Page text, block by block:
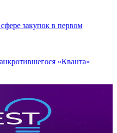
закупок в первом
«Кванта»